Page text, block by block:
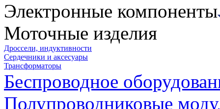
Электронные компоненты
Моточные изделия
Дроссели, индуктивности
Сердечники и аксесуары
Трансформаторы
Беспроводное
Полупроводниковые